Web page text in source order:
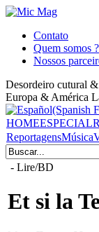
Contato
Quem somos ?
Nossos
Desordeiro cutural
Europa & América
HOMEESPECIAL
ReportagensMúsica
- Lire/BD
Et si la